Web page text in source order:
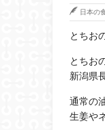
日本の
とちお
とちお
新潟県
通常の
生姜や